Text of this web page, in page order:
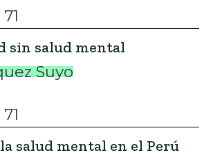
sin salud mental
Suyo
salud mental en el Perú